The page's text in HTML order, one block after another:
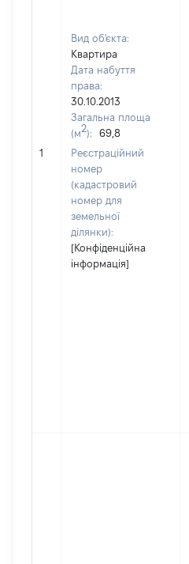
1
Вид об'єкта:
Квартира
Дата набуття
права:
30.10.2013
Загальна площа
(м2):
69,8
Реєстраційний
номер
(кадастровий
номер для
земельної
ділянки):
[Конфіденційна
інформація]